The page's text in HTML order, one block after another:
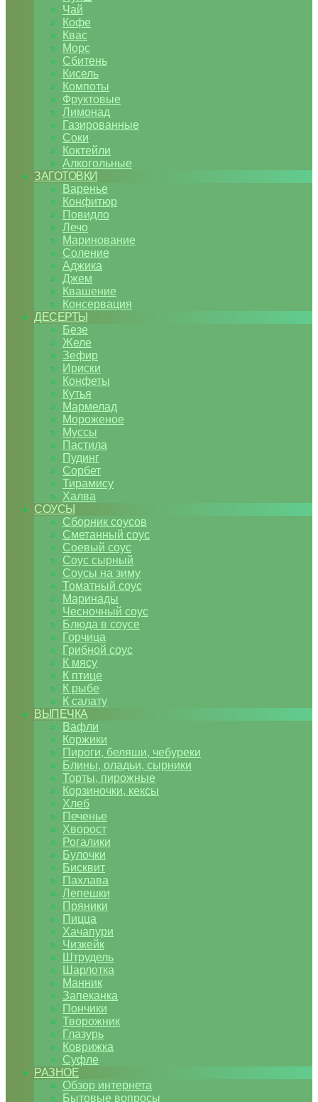
Чай
Кофе
Квас
Морс
Сбитень
Кисель
Компоты
Фруктовые
Лимонад
Газированные
Соки
Коктейли
Алкогольные
ЗАГОТОВКИ
Варенье
Конфитюр
Повидло
Лечо
Маринование
Соление
Аджика
Джем
Квашение
Консервация
ДЕСЕРТЫ
Безе
Желе
Зефир
Ириски
Конфеты
Кутья
Мармелад
Мороженое
Муссы
Пастила
Пудинг
Сорбет
Тирамису
Халва
СОУСЫ
Сборник соусов
Сметанный соус
Соевый соус
Соус сырный
Соусы на зиму
Томатный соус
Маринады
Чесночный соус
Блюда в соусе
Горчица
Грибной соус
К мясу
К птице
К рыбе
К салату
ВЫПЕЧКА
Вафли
Коржики
Пироги, беляши, чебуреки
Блины, оладьи, сырники
Торты, пирожные
Корзиночки, кексы
Хлеб
Печенье
Хворост
Рогалики
Булочки
Бисквит
Пахлава
Лепешки
Пряники
Пицца
Хачапури
Чизкейк
Штрудель
Шарлотка
Манник
Запеканка
Пончики
Творожник
Глазурь
Коврижка
Суфле
РАЗНОЕ
Обзор интернета
Бытовые вопросы